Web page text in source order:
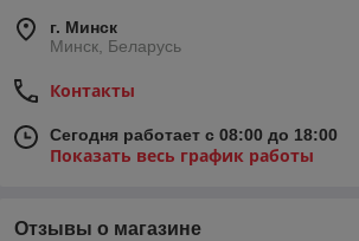
г. Минск
Минск, Беларусь
Контакты
Сегодня работает с 08:00 до 18:00
Показать весь график работы
Отзывы о магазине